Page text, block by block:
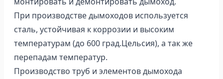
При производстве дымоходов используется
сталь, устойчивая к коррозии и высоким
температурам (до 600 град.Цельсия), а так же
перепадам температур.
Производство труб и элементов дымохода